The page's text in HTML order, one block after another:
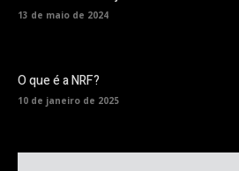
13 de maio de 2024
O que é a NRF?
10 de janeiro de 2025